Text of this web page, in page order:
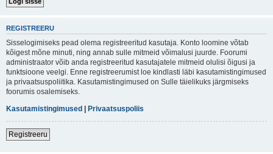
REGISTREERU
Sisselogimiseks pead olema registreeritud kasutaja. Konto loomine võtab
kõigest mõne minuti, ning annab sulle mitmeid võimalusi juurde. Foorumi
administraator võib anda registreeritud kasutajatele mitmeid olulisi õigusi ja
funktsioone veelgi. Enne registreerumist loe kindlasti läbi kasutamistingimused
ja privaatsuspoliitika. Kasutamistingimused on Sulle täielikuks järgmiseks
foorumis osalemiseks.
Kasutamistingimused | Privaatsuspoliis
Registreeru